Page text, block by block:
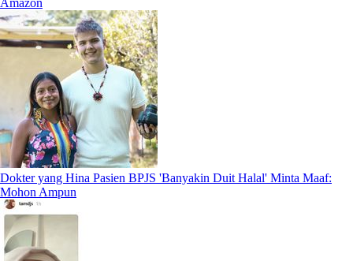
Dokter yang Hina Pasien BPJS 'Banyakin Duit Halal' Minta Maaf:
Mohon Ampun